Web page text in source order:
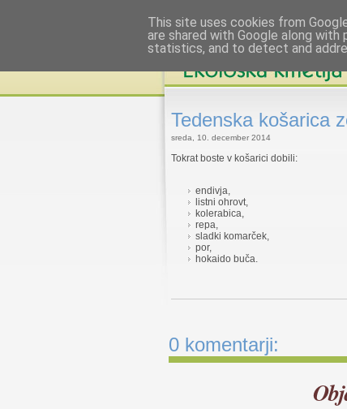
Tedenska košarica
sreda, 10. december 2014
Tokrat boste v košarici dobili:
endivja,
listni ohrovt,
kolerabica,
repa,
sladki komarček,
por,
hokaido buča.
0 komentarji:
This site uses cookies from
are shared with Google along
statistics, and to detect and